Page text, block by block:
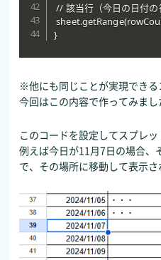
// 該当行（今日の日付
}
※他にも同じことが実現できる
今回はこの内容で作ってみまし
このコードを設定してスプレッ
例えば今日が11月7日の場合、
で、その場所に移動して表示さ